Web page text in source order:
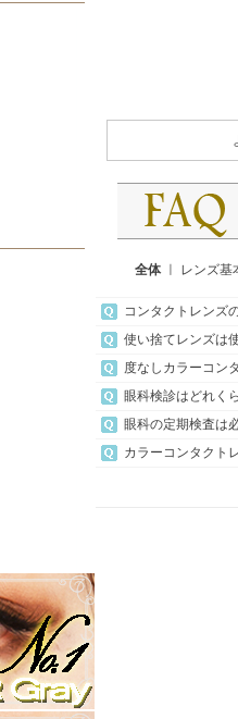
全体ㅣ レンズ基
コンタクトレンズ
使い捨てレンズは
度なしカラーコン
眼科検診はどれく
眼科の定期検査は
カラーコンタクト